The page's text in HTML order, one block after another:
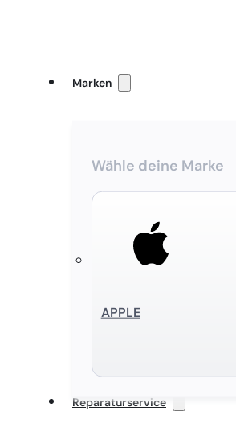
Marken
Wähle deine Marke
APPLE
Reparaturservice